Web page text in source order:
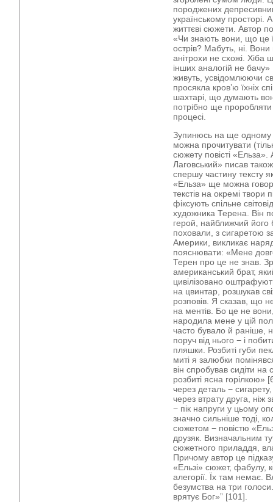
породжених
українському просторі.
життєві сюжети. Автор
«Чи знають вони, що це
острів? Мабуть, ні. Вони
анітрохи не схожі.
інших аналогій не
живуть, усвідомлюючи
просякла кров’ю їхніх
шахтарі, що думають
потрібно ще
процесі.
Зупинюсь на ще одному
можна прочитувати
сюжету повісті
Лаговський» писав
спершу частину тексту
«Ельза» ще можна
текстів на окремі твори
фіксують спільне
художника Терена. Він
герой, найближчий його
поховали, з сигаретою
Америки, викликає наряд
пояснювати: «Мене
Терен про це не знав.
американський брат,
цивілізовано
на цвинтар, розшукав
розповів. Я сказав, що
на ментів. Бо це не
народила мене у цій
часто бувало й раніше,
поруч від нього − і
пляшки. Розбиті губи
миті я залюбки
він спробував сидіти на
розбиті ясна горілкою»
через деталь −
через втрату друга, ніж
− пік напруги у цьому
значно сильніше тоді,
сюжетом − повістю
друзяк. Визначальним
сюжетного приладдя,
Причому автор це
«Ельзі» сюжет, фабулу,
алегорії. Їх там немає.
безумства на три
врятує Бог»” [101].